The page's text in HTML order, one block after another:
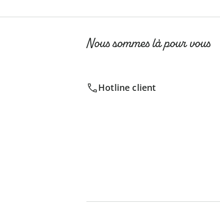
Nous sommes là pour vous
Hotline client